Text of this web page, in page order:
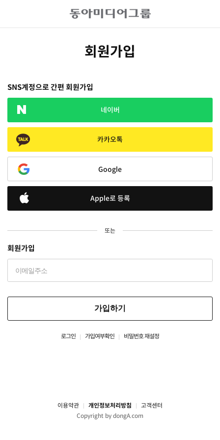
회원가입
SNS계정으로 간편 회원가입
네이버
카카오톡
Google
Apple로 등록
또는
회원가입
가입하기
로그인 가입여부확인 비밀번호 재설정
이용약관 개인정보처리방침
고객센터
Copyright by dongA.com